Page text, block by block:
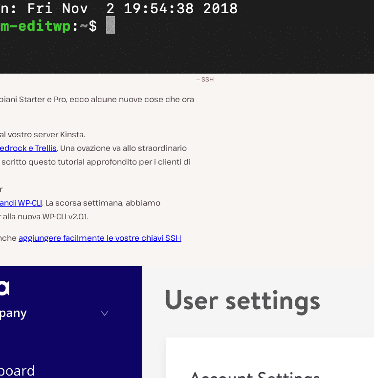
SSH
Starter e Pro, ecco alcune nuove cose che ora
al vostro server Kinsta.
e Trellis. Una ovazione va allo straordinario
scritto questo tutorial approfondito per i clienti di
WP-CLI. La scorsa settimana, abbiamo
nuova WP-CLI v2.0.1.
aggiungere facilmente le vostre chiavi SSH